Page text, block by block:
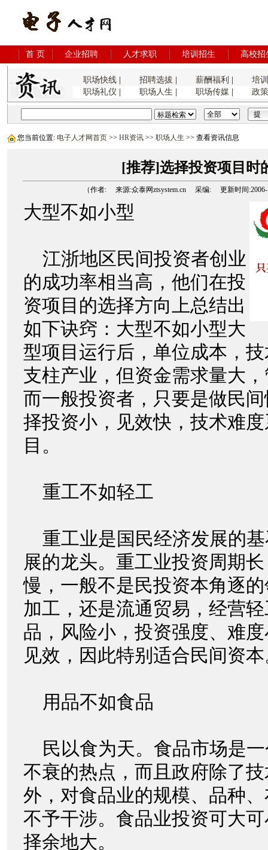
首 页 企业招聘 人才求职 培训招生 高校招
职场快线| 招聘选拔 薪酬福利
培
职场礼仪
职场人生 职场传媒| 政
您当前位置: 电子人才网首页 >> HR资讯 >> 职场人生 >> 查看资讯信息
[推荐]选择投资项目时
（作者: 来源:众泰网ztsystem.cn 采编: 更新时间:2006-
大型不如小型
江浙地区民间投资者创业
的成功率相当高，他们在投
资项目的选择方向上总结出
如下诀窍：大型不如小型大
型项目运行后，单位成本，
支柱产业，但资金需求量大
而一般投资者，只要是做民
择投资小，见效快，技术难
目。
重工不如轻工
重工业是国民经济发展的
展的龙头。重工业投资周期
慢，一般不是民投资本角逐
加工，还是流通贸易，经营
品，风险小，投资强度、难
见效，因此特别适合民间资
用品不如食品
民以食为天。食品市场是
不衰的热点，而且政府除了
外，对食品业的规模、品种
不予干涉。食品业投资可大
择余地大。